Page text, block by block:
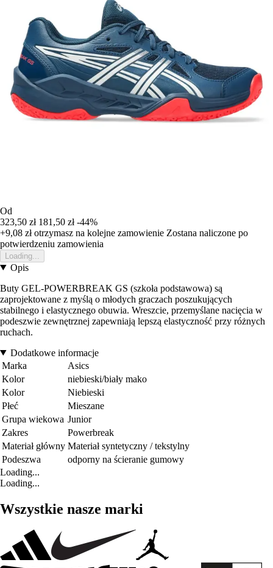
Od
323,50 zł 181,50 zł -44%
+9,08 złotrzymasz na kolejne zamowienie Zostana naliczone po
potwierdzeniu zamowienia
Loading...
Opis
Buty GEL-POWERBREAK GS (szkoła podstawowa) są
zaprojektowane z myślą o młodych graczach poszukujących
stabilnego i elastycznego obuwia. Wreszcie, przemyślane nacięcia w
podeszwie zewnętrznej zapewniają lepszą elastyczność przy różnych
ruchach.
Dodatkowe informacje
Marka
Asics
Kolor
niebieski/biały mako
Kolor
Niebieski
Płeć
Mieszane
Grupa wiekowa Junior
Zakres
Powerbreak
Materiał główny Materiał syntetyczny / tekstylny
Podeszwa
odporny na ścieranie gumowy
Loading...
Loading...
Wszystkie nasze marki